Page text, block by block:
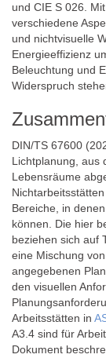
und CIE S 026.
verschiedene
und nichtvisuelle
Energieeffizienz
Beleuchtung und
Widerspruch
DIN/TS 67600
Lichtplanung, aus
Lebensräume
Bereiche, in
können. Die hier
beziehen sich auf
eine Mischung
angegebenen
den visuellen
Arbeitsstätten in
A3.4 sind für
Dokument